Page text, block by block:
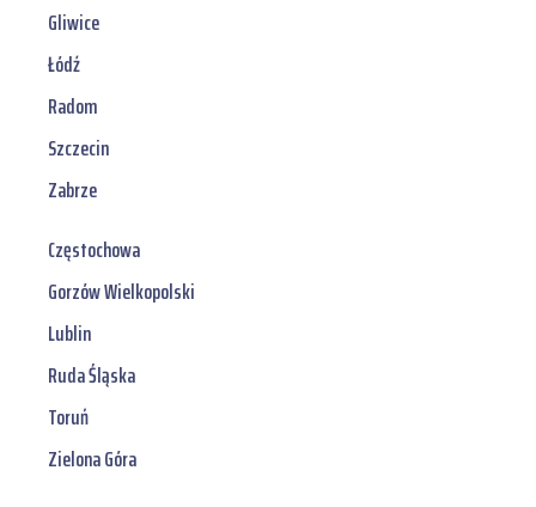
Gliwice
Łódź
Radom
Szczecin
Zabrze
Częstochowa
Gorzów Wielkopolski
Lublin
Ruda Śląska
Toruń
Zielona Góra